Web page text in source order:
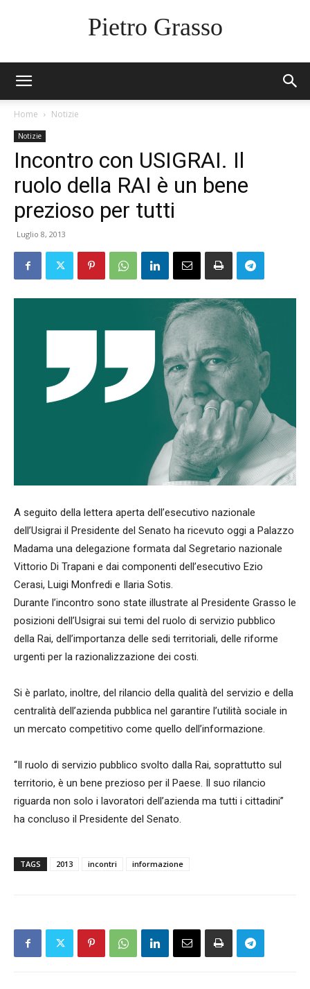
Pietro Grasso
Home Notizie
Notizie
Incontro con USIGRAI. Il
ruolo della RAI è un bene
prezioso per tutti
Luglio 8, 2013
A seguito della lettera aperta dell’esecutivo nazionale
dell’Usigrai il Presidente del Senato ha ricevuto oggi a Palazzo
Madama una delegazione formata dal Segretario nazionale
Vittorio Di Trapani e dai componenti dell’esecutivo Ezio
Cerasi, Luigi Monfredi e Ilaria Sotis.
Durante l’incontro sono state illustrate al Presidente Grasso le
posizioni dell’Usigrai sui temi del ruolo di servizio pubblico
della Rai, dell’importanza delle sedi territoriali, delle riforme
urgenti per la razionalizzazione dei costi.
Si è parlato, inoltre, del rilancio della qualità del servizio e della
centralità dell’azienda pubblica nel garantire l’utilità sociale in
un mercato competitivo come quello dell’informazione.
“Il ruolo di servizio pubblico svolto dalla Rai, soprattutto sul
territorio, è un bene prezioso per il Paese. Il suo rilancio
riguarda non solo i lavoratori dell’azienda ma tutti i cittadini”
ha concluso il Presidente del Senato.
TAGS 2013 incontri informazione